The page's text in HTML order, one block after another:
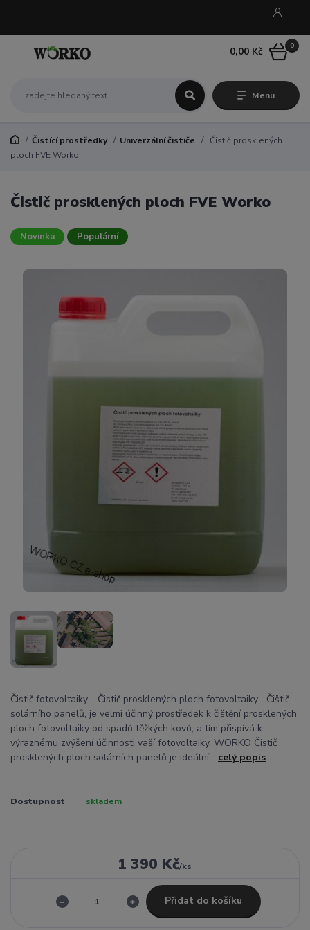
Menu
0
0,00 Kč
Čistící prostředky Univerzální čističe
Čistič prosklených
ploch FVE Worko
Čistič prosklených ploch FVE Worko
Novinka Populární
Čistič fotovoltaiky - Čistič prosklených ploch fotovoltaiky Čištič
solárního panelů, je velmi účinný prostředek k čištění prosklených
ploch fotovoltaiky od spadů těžkých kovů, a tím přispívá k
výraznému zvýšení účinnosti vaší fotovoltaiky. WORKO Čistič
prosklených ploch solárních panelů je ideální... celý popis
Dostupnost skladem
1 390 Kč/ks
Přidat do košíku